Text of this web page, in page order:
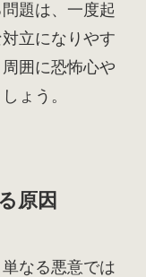
題は、一度起
立になりやす
囲に恐怖心や
ょう。
原因
なる悪意では